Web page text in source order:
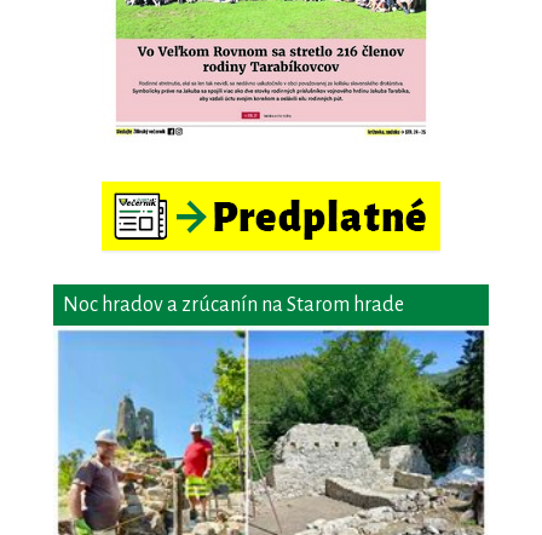
Noc hradov a zrúcanín na Starom hrade